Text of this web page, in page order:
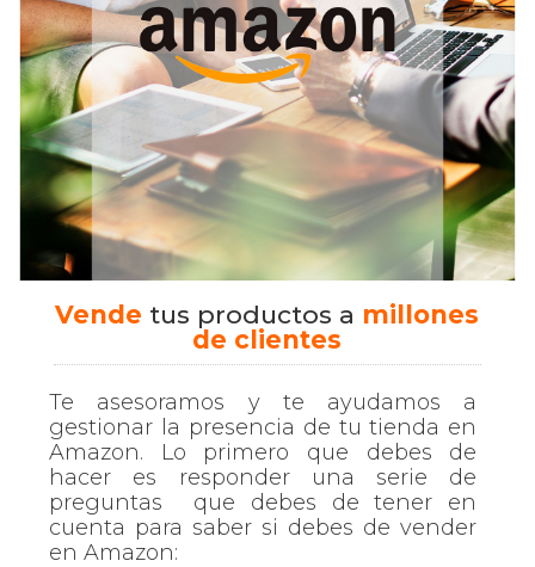
Vende tus productos a millones
de clientes
Te asesoramos y te ayudamos a
gestionar la presencia de tu tienda en
Amazon. Lo primero que debes de
hacer es responder una serie de
preguntas que debes de tener en
cuenta para saber si debes de vender
en Amazon: